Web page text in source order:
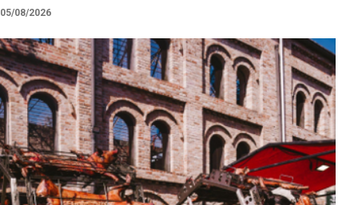
personalizado
05/08/2026